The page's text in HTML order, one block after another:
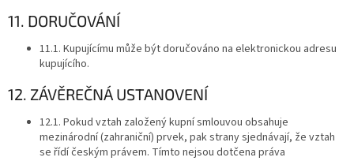
11. DORUČOVÁNÍ
11.1. Kupujícímu může být doručováno na elektronickou adresu
kupujícího.
12. ZÁVĚREČNÁ USTANOVENÍ
12.1. Pokud vztah založený kupní smlouvou obsahuje
mezinárodní (zahraniční) prvek, pak strany sjednávají, že vztah
se řídí českým právem. Tímto nejsou dotčena práva